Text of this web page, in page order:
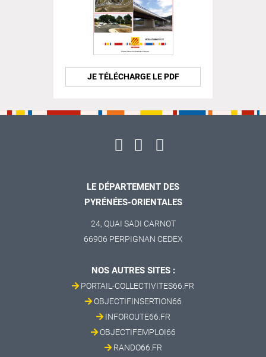
JE TÉLÉCHARGE LE PDF
LE DÉPARTEMENT DES
PYRÉNÉES-ORIENTALES
24, QUAI SADI CARNOT
66906 PERPIGNAN CEDEX
NOS AUTRES SITES :
PORTAIL-COLLECTIVITES66.FR
OBJECTIFINSERTION66
INFOROUTE66.FR
OBJECTIFEMPLOI66
RANDO66.FR